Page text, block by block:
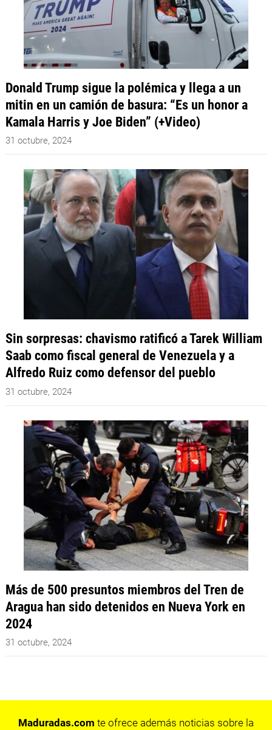
Donald Trump sigue la polémica y llega a un
mitin en un camión de basura: “Es un honor a
Kamala Harris y Joe Biden” (+Video)
31 octubre, 2024
Sin sorpresas: chavismo ratificó a Tarek William
Saab como fiscal general de Venezuela y a
Alfredo Ruiz como defensor del pueblo
31 octubre, 2024
Más de 500 presuntos miembros del Tren de
Aragua han sido detenidos en Nueva York en
2024
31 octubre, 2024
Maduradas.com te ofrece además noticias sobre la